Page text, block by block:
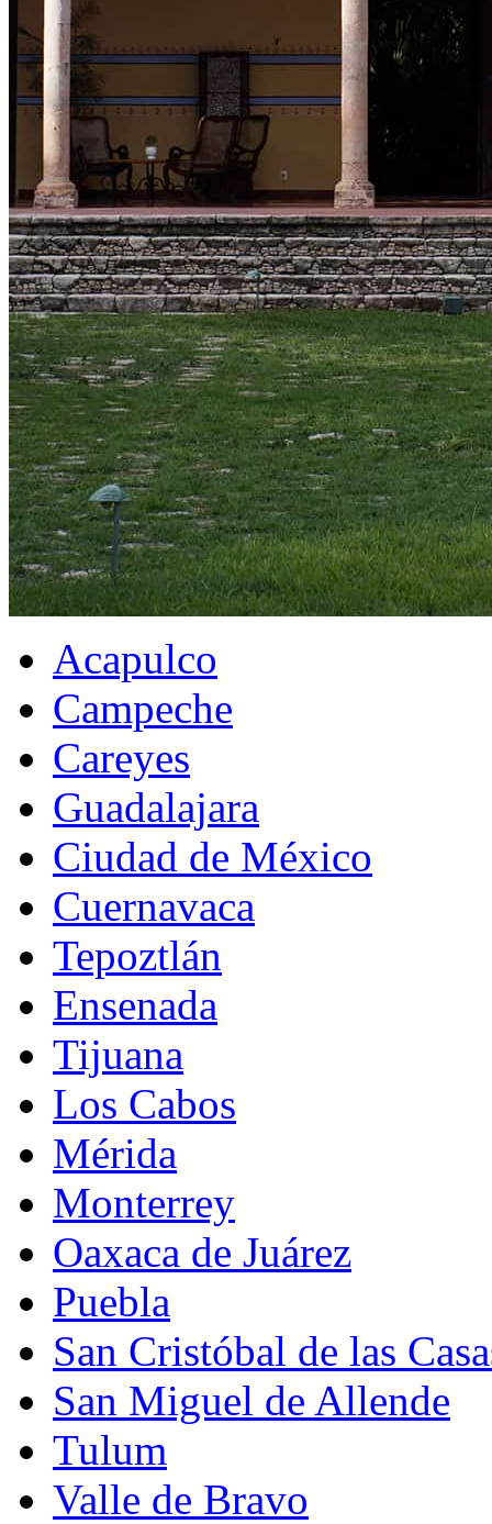
Acapulco
Campeche
Careyes
Guadalajara
Ciudad de México
Cuernavaca
Tepoztlán
Ensenada
Tijuana
Los Cabos
Mérida
Monterrey
Oaxaca de Juárez
Puebla
San Cristóbal de las
San Miguel de Allende
Tulum
Valle de Bravo